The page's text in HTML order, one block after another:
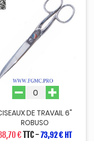
DE TRAVAIL 6"
ROBUSO
€TTC-73,92 € HT